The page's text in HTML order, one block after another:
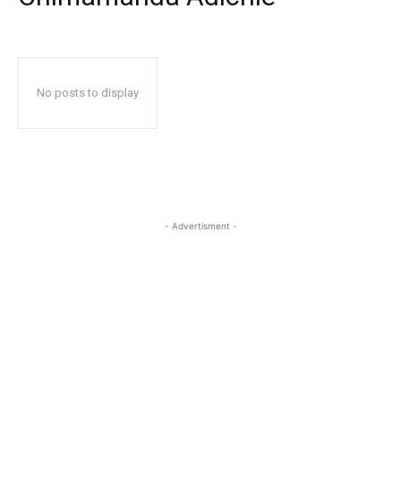
No posts to display
- Advertisment -